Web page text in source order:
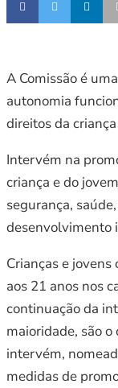
A Comissão é
autonomia
direitos da
Intervém na
criança e do
segurança,
desenvolvimento
Crianças e
aos 21 anos nos
continuação da
maioridade, são
intervém,
medidas de